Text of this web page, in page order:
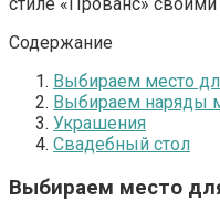
Содержание
Выбираем место
Выбираем наряды
Украшения
Свадебный стол
Выбираем место